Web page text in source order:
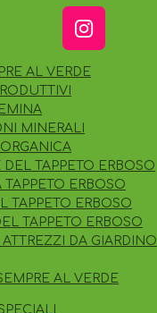
E
B
O
I
S
A
G
R
A
M
AL VERDE
MINERALI
DEL TAPPETO ERBOSO
TAPPETO ERBOSO
TAPPETO ERBOSO
TAPPETO ERBOSO
DA GIARDINO
AL VERDE